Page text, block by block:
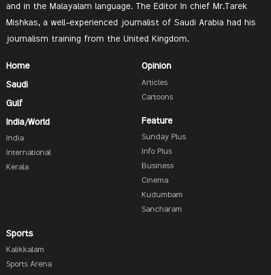
and in the Malayalam language. The Editor In chief Mr.Tarek
Mishkas, a well-experienced journalist of Saudi Arabia had his
journalism training from the United Kingdom.
Home
Saudi
Gulf
India/World
India
International
Kerala
Opinion
Articles
Cartoons
Feature
Sunday Plus
Info Plus
Business
Cinema
Kudumbam
Sancharam
Sports
Kalikkalam
Sports Arena